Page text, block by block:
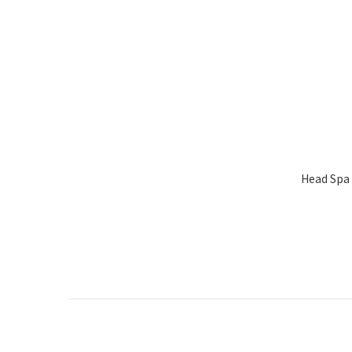
Head